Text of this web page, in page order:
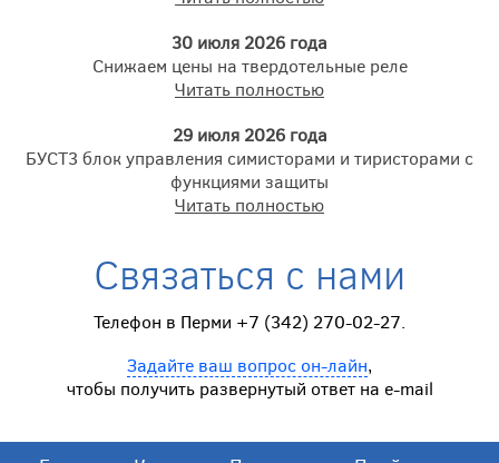
30 июля 2026 года
Снижаем цены на твердотельные реле
Читать полностью
29 июля 2026 года
БУСТ3 блок управления симисторами и тиристорами с
функциями защиты
Читать полностью
Связаться с нами
Телефон в Перми +7 (342) 270-02-27.
Задайте ваш вопрос он-лайн,
чтобы получить развернутый ответ на e-mail